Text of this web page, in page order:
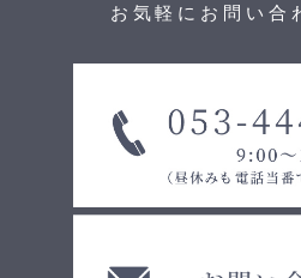
お気軽にお問い合